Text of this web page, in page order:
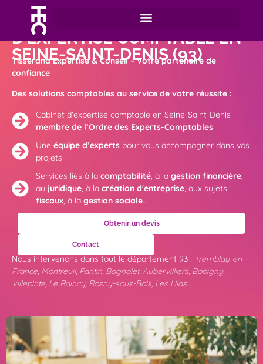
VOTRE CABINET
D’EXPERTISE COMPTABLE EN
SEINE-SAINT-DENIS (93)
Tisserand Expertise & Conseil – Votre partenaire de
confiance
Des solutions comptables au service de votre réussite :
Cabinet d'expertise comptable en Seine-Saint-Denis
membre de l’Ordre des Experts-Comptables
Uneéquipe d’experts pour vous accompagner dans vos
projets
Services liés à lacomptabilité, à lagestion financière,
au juridique, à lacréation d'entreprise, aux sujets
fiscaux, à lagestion sociale...
Obtenir un devis
Contact
Nous intervenons dans tout le département 93 : Tremblay-en-
France, Montreuil, Pantin, Bagnolet, Aubervilliers, Bobigny,
Villepinte, Le Raincy, Rosny-sous-Bois, Les Lilas…